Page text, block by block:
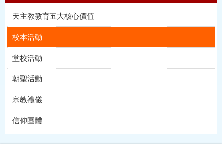
天主教教育五大核心價值
校本活動
堂校活動
朝聖活動
宗教禮儀
信仰團體